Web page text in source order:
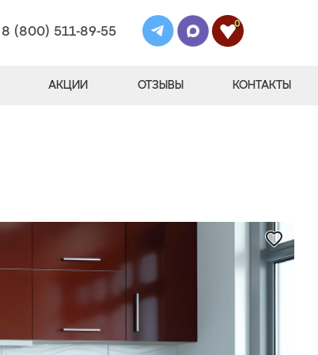
8 (800) 511-89-55
0
АКЦИИ ОТЗЫВЫ КОНТАКТЫ